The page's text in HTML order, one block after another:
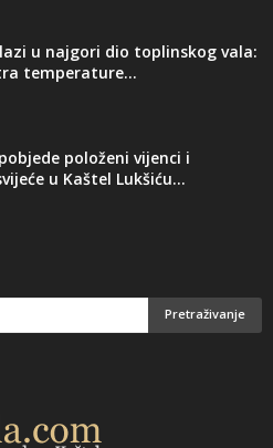
u najgori dio toplinskog vala:
temperature...
položeni vijenci i
u Kaštel Lukšiću...